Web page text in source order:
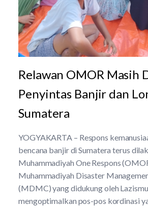
Relawan OMOR Masih
Penyintas Banjir dan
Sumatera
YOGYAKARTA – Respons
bencana banjir di Sumatera terus
Muhammadiyah One Respons
Muhammadiyah Disaster
(MDMC) yang didukung oleh
mengoptimalkan pos-pos kordinasi